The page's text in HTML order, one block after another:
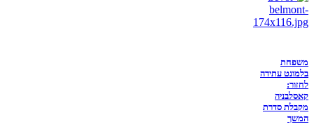
משפחת
בלמונט עתידה
לחזור:
קאסלבניה
מקבלת סדרת
המשך